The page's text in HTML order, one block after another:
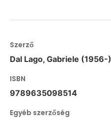
Szerző
Dal Lago, Gabriele (1956-)
ISBN
9789635098514
Egyéb szerzőség